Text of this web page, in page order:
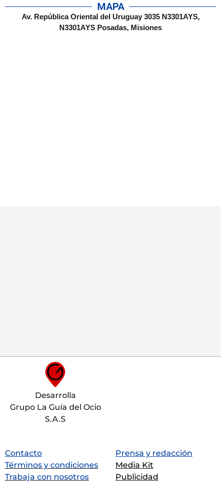
MAPA
Av. República Oriental del Uruguay 3035 N3301AYS,
N3301AYS Posadas, Misiones
Desarrolla
Grupo La Guía del Ocio
S.A.S
Contacto
Términos y condiciones
Trabaja con nosotros
Prensa y redacción
Media Kit
Publicidad